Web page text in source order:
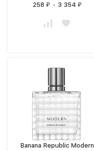
258 ₽ - 3 354 ₽
Banana Republic Modern